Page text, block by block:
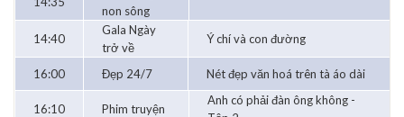
non sông
14:40
Gala Ngày
trở về
Ý chí và con đường
16:00 Đẹp 24/7 Nét đẹp văn hoá trên tà áo dài
16:10 Phim truyện
Anh có phải đàn ông không -